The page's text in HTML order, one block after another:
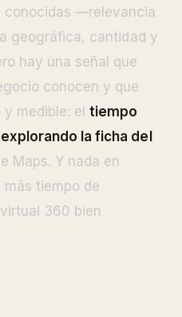
conocidas —relevancia
geográfica, cantidad y
hay una señal que
conocen y que
y medible: eltiempo
la ficha del
Maps. Y nada en
más tiempo de
360 bien